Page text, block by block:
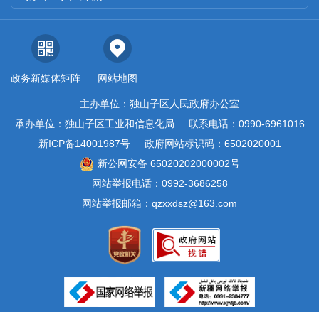
（四）平台建设情况
2023年以来，区应急管理局
在区政府门户网站“安全生产”“政
政府信息公开24篇，内容包含有
关政策文件2
篇，安全生产事故信
息、典型事故通报、事故调查报
篇，安全生产执法检查和防灾
篇，财务预决算公开1篇，其他
依法公开信息
篇。
（五）监督保障情况
政务新媒体矩阵 网站地图
主办单位：独山子区人民政府办公室
承办单位：独山子区工业和信息化局
联系电话：0990-6961016
新ICP备14001987号
政府网站标识码：6502020001
新公网安备 65020202000002号
网站举报电话：0992-3686258
网站举报邮箱：qzxxdsz@163.com